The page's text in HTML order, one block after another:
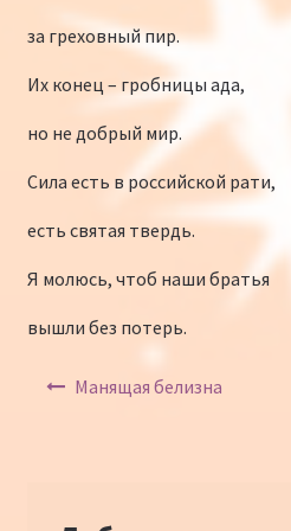
за греховный пир.
Их конец – гробницы ада,
но не добрый мир.
Сила есть в российской рати,
есть святая твердь.
Я молюсь, чтоб наши братья
вышли без потерь.
Навигация по записям
Манящая белизна